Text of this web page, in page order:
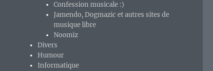
Confession musicale :)
Jamendo, Dogmazic et autres sites de
musique libre
Noomiz
Divers
Humour
Informatique